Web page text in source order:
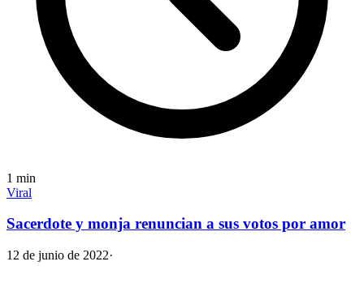
1 min
Viral
Sacerdote y monja renuncian a sus votos por amor
12 de junio de 2022·